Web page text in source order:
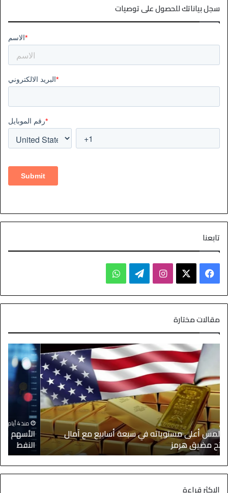
سجل بياناتك للحصول على توصيات
تابعنا
مقالات مختارة
منذ 4 أيام
الأسهم الآسيوية ترتفع بدعم من التكنولوجيا وتراجع أسعار
النفط
الاكثر قراءة